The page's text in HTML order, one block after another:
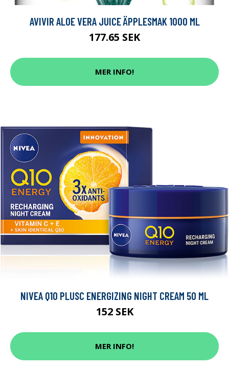
AVIVIR ALOE VERA JUICE ÄPPLESMAK 1000 ML
177.65 SEK
MER INFO!
NIVEA Q10 PLUSC ENERGIZING NIGHT CREAM 50 ML
152 SEK
MER INFO!